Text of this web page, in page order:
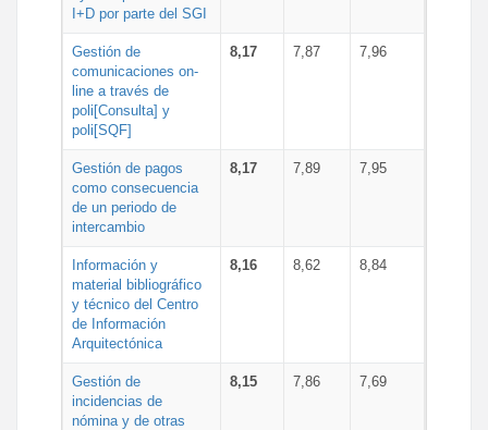
I+D por parte del SGI
Gestión de
comunicaciones on-
line a través de
poli[Consulta] y
poli[SQF]
8,17 7,87 7,96
Gestión de pagos
como consecuencia
de un periodo de
intercambio
8,17 7,89 7,95
Información y
material bibliográfico
y técnico del Centro
de Información
Arquitectónica
8,16 8,62 8,84
Gestión de
incidencias de
nómina y de otras
8,15 7,86 7,69